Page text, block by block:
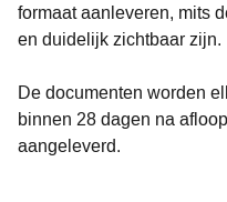
formaat aanleveren, mits
en duidelijk zichtbaar zijn.
De documenten worden
binnen 28 dagen na
aangeleverd.